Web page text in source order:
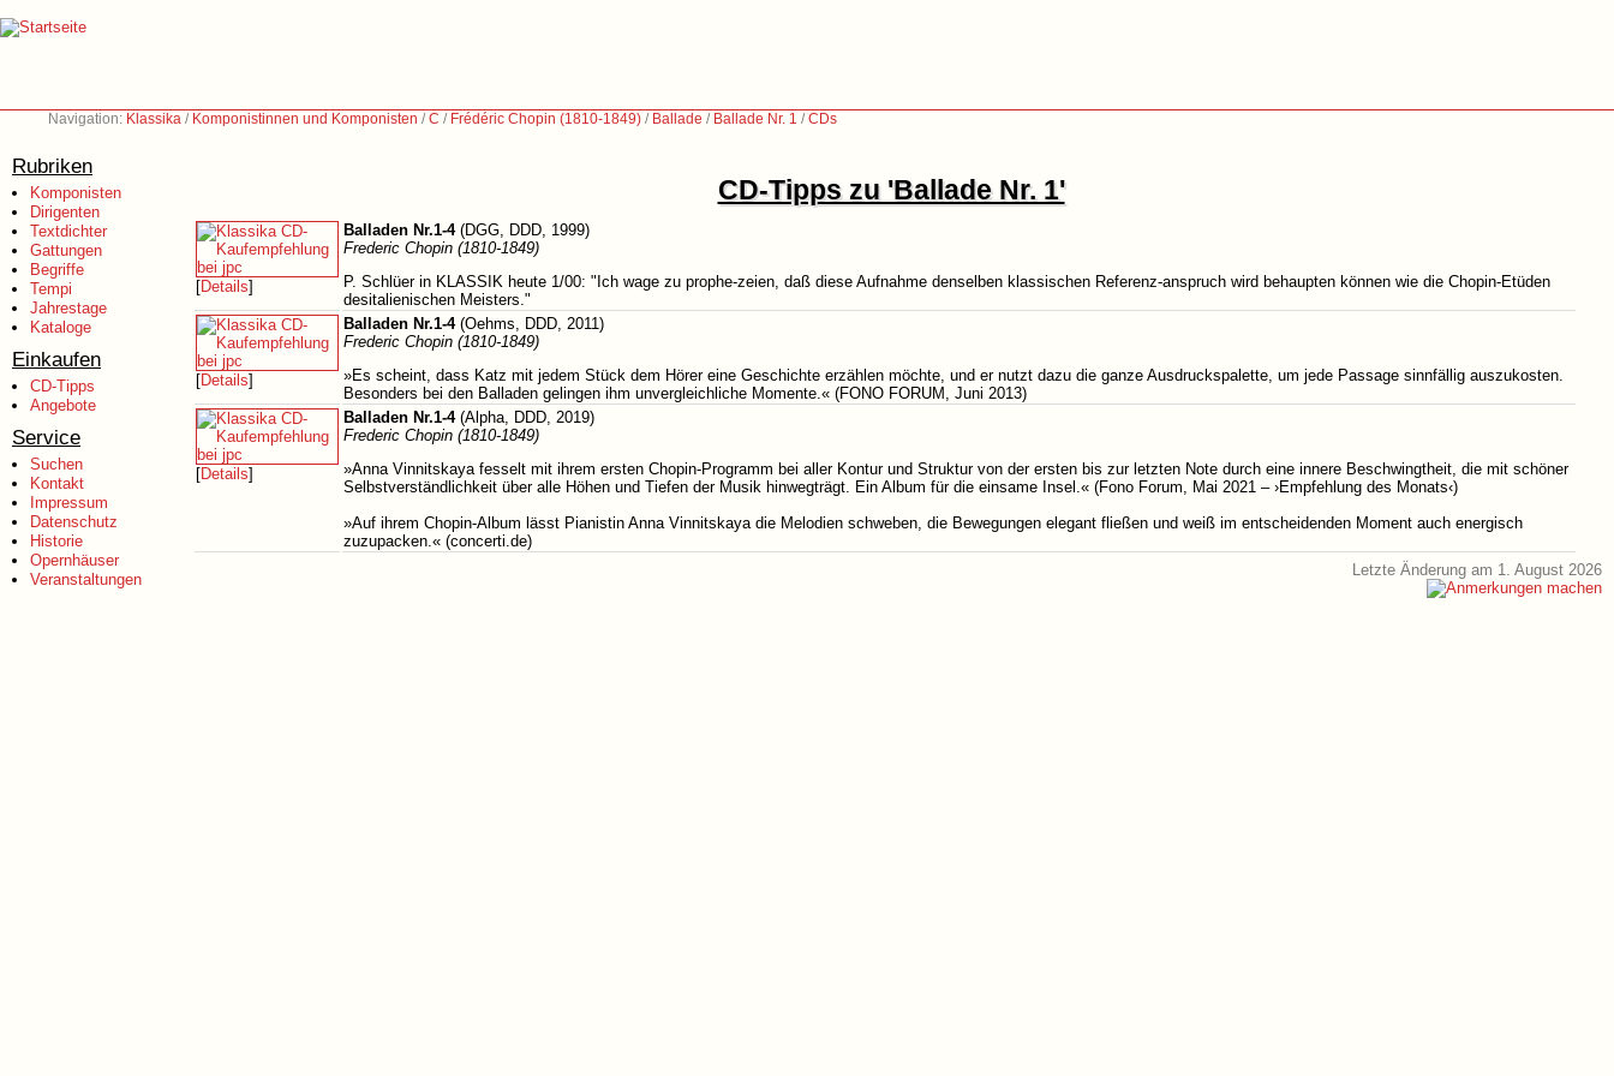
Navigation: Klassika / Komponistinnen und Komponisten /C / Frédéric Chopin (1810-1849) / Ballade / Ballade Nr. 1 /CDs
Rubriken
Komponisten
Dirigenten
Textdichter
Gattungen
Begriffe
Tempi
Jahrestage
Kataloge
Einkaufen
CD-Tipps
Angebote
Service
Suchen
Kontakt
Impressum
Datenschutz
Historie
Opernhäuser
Veranstaltungen
CD-Tipps zu 'Ballade Nr. 1'
[Details]
Balladen Nr.1-4(DGG, DDD, 1999)
Frederic Chopin (1810-1849)
P. Schlüer in KLASSIK heute 1/00: "Ich wage zu prophe-zeien, daß diese Aufnahme denselben klassischen Referenz-anspruch wird behaupten können wie die Chopin-Etüden
desitalienischen Meisters."
[Details]
Balladen Nr.1-4(Oehms, DDD, 2011)
Frederic Chopin (1810-1849)
»Es scheint, dass Katz mit jedem Stück dem Hörer eine Geschichte erzählen möchte, und er nutzt dazu die ganze Ausdruckspalette, um jede Passage sinnfällig auszukosten.
Besonders bei den Balladen gelingen ihm unvergleichliche Momente.« (FONO FORUM, Juni 2013)
[Details]
Balladen Nr.1-4(Alpha, DDD, 2019)
Frederic Chopin (1810-1849)
»Anna Vinnitskaya fesselt mit ihrem ersten Chopin-Programm bei aller Kontur und Struktur von der ersten bis zur letzten Note durch eine innere Beschwingtheit, die mit schöner
Selbstverständlichkeit über alle Höhen und Tiefen der Musik hinwegträgt. Ein Album für die einsame Insel.« (Fono Forum, Mai 2021 – ›Empfehlung des Monats‹)
»Auf ihrem Chopin-Album lässt Pianistin Anna Vinnitskaya die Melodien schweben, die Bewegungen elegant fließen und weiß im entscheidenden Moment auch energisch
zuzupacken.« (concerti.de)
Letzte Änderung am 1. August 2026